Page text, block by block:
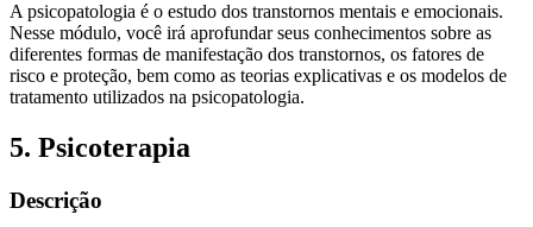
A psicopatologia é o estudo dos transtornos mentais e emocionais.
Nesse módulo, você irá aprofundar seus conhecimentos sobre as
diferentes formas de manifestação dos transtornos, os fatores de
risco e proteção, bem como as teorias explicativas e os modelos de
tratamento utilizados na psicopatologia.
5. Psicoterapia
Descrição